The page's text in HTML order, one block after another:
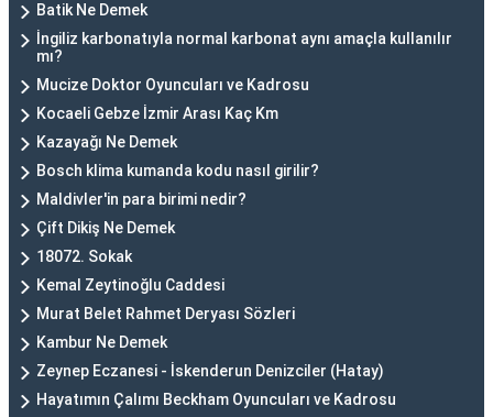
Batik Ne Demek
İngiliz karbonatıyla normal karbonat aynı amaçla kullanılır
mı?
Mucize Doktor Oyuncuları ve Kadrosu
Kocaeli Gebze İzmir Arası Kaç Km
Kazayağı Ne Demek
Bosch klima kumanda kodu nasıl girilir?
Maldivler'in para birimi nedir?
Çift Dikiş Ne Demek
18072. Sokak
Kemal Zeytinoğlu Caddesi
Murat Belet Rahmet Deryası Sözleri
Kambur Ne Demek
Zeynep Eczanesi - İskenderun Denizciler (Hatay)
Hayatımın Çalımı Beckham Oyuncuları ve Kadrosu